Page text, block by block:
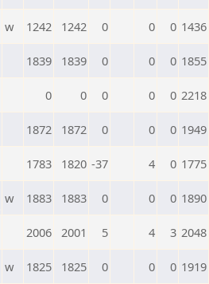
w 1242 1242 0 0 0 1436
1839 1839 0 0 0 1855
0 0 0 0 0 2218
1872 1872 0 0 0 1949
1783 1820 -37 4 0 1775
w 1883 1883 0 0 0 1890
2006 2001 5 4 3 2048
w 1825 1825 0 0 0 1919